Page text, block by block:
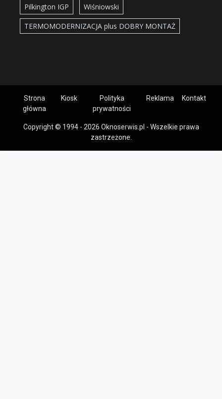
Pilkington IGP Wiśniowski
TERMOMODERNIZACJA plus DOBRY MONTAŻ
Strona
główna
Kiosk
Polityka
prywatności
Reklama Kontakt
Copyright © 1994 - 2026 Oknoserwis.pl - Wszelkie prawa
zastrzeżone.